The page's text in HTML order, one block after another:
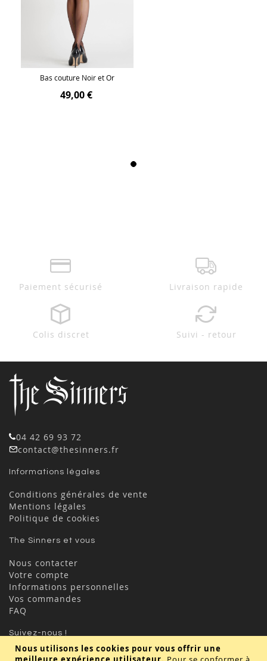
Nous utilisons les cookies pour vous offrir une
Bas couture Noir et Or
49,00 €
Paiement sécurisé Livraison rapide
Colis discret Suivi - retour
04 42 69 93 72
contact@thesinners.fr
Informations légales
Conditions générales de vente
Mentions légales
Politique de cookies
The Sinners et vous
Nous contacter
Votre compte
Informations personnelles
Vos commandes
FAQ
Suivez-nous !